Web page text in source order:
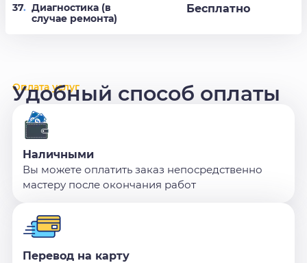
37. Диагностика (в
случае ремонта)
Бесплатно
Оплата услуг
Удобный способ оплаты
Наличными
Вы можете оплатить заказ непосредственно
мастеру после окончания работ
Перевод на карту